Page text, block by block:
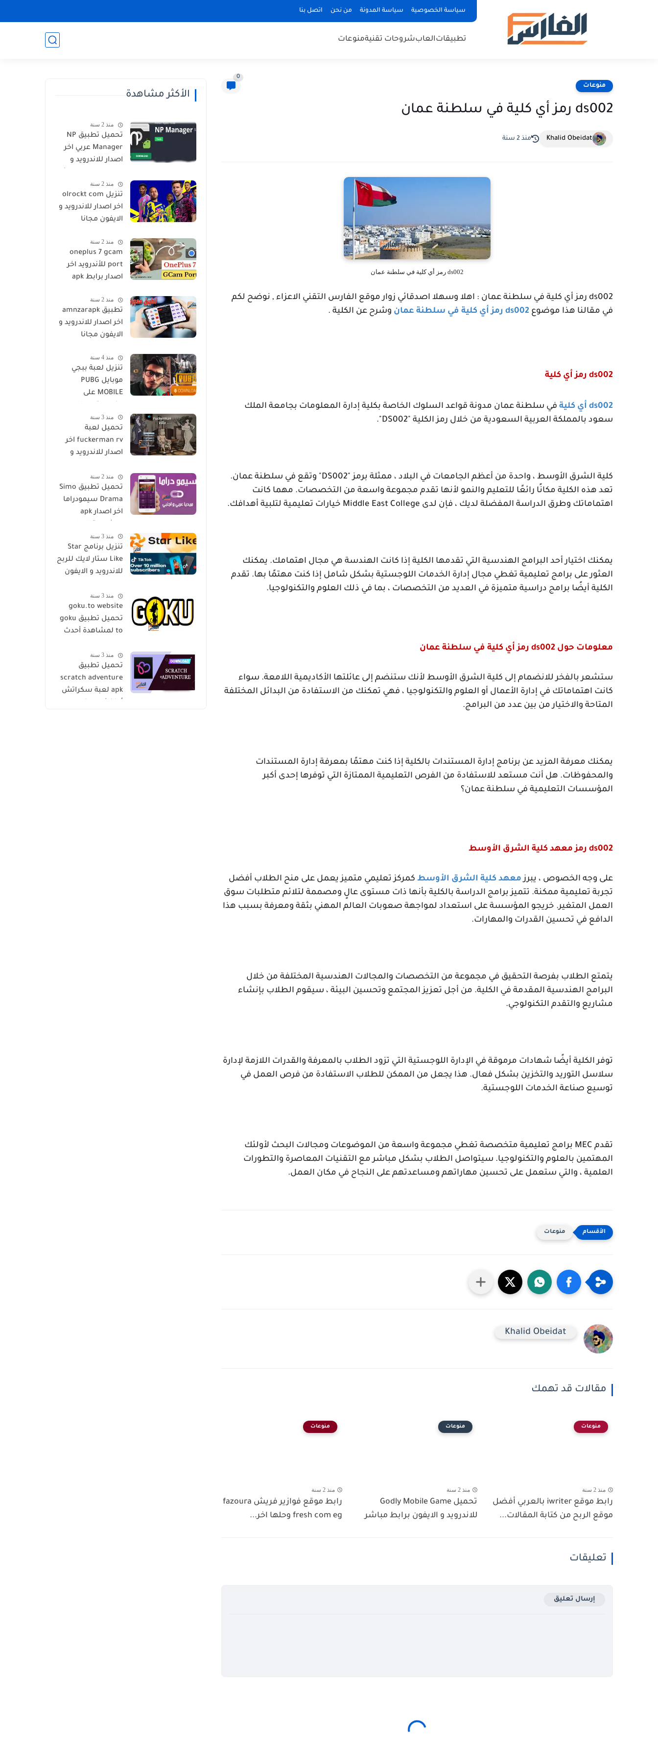
سياسة الخصوصية سياسة المدونة من نحن اتصل بنا
تطبيقاتالعابشروحات تقنيةمنوعات
منوعات
0
ds002 رمز أي كلية في سلطنة عمان
Khalid Obeidat منذ 2 سنة
ds002 رمز أي كلية في سلطنة عمان
ds002 رمز أي كلية في سلطنة عمان : اهلا وسهلا اصدقائي زوار موقع الفارس التقني الاعزاء , نوضح لكم
في مقالنا هذا موضوع ds002 رمز أي كلية في سلطنة عمان وشرح عن الكلية .
ds002 رمز أي كلية
ds002 أي كلية في سلطنة عمان مدونة قواعد السلوك الخاصة بكلية إدارة المعلومات بجامعة الملك
سعود بالمملكة العربية السعودية من خلال رمز الكلية "DS002
".
كلية الشرق الأوسط ، واحدة من أعظم الجامعات في البلاد ، ممثلة برمز "DS002" وتقع في سلطنة عمان.
تعد هذه الكلية مكانًا رائعًا للتعليم والنمو لأنها تقدم مجموعة واسعة من التخصصات. مهما كانت
اهتماماتك وطرق الدراسة المفضلة لديك ، فإن لدى Middle East College خيارات تعليمية لتلبية أهدافك.
يمكنك اختيار أحد البرامج الهندسية التي تقدمها الكلية إذا كانت الهندسة هي مجال اهتمامك. يمكنك
العثور على برامج تعليمية تغطي مجال إدارة الخدمات اللوجستية بشكل شامل إذا كنت مهتمًا بها. تقدم
الكلية أيضًا برامج دراسية متميزة في العديد من التخصصات ، بما في ذلك العلوم والتكنولوجيا.
معلومات حول ds002 رمز أي كلية في سلطنة عمان
ستشعر بالفخر للانضمام إلى كلية الشرق الأوسط لأنك ستنضم إلى عائلتها الأكاديمية اللامعة. سواء
كانت اهتماماتك في إدارة الأعمال أو العلوم والتكنولوجيا ، فهي تمكنك من الاستفادة من البدائل المختلفة
المتاحة والاختيار من بين عدد من البرامج.
يمكنك معرفة المزيد عن برنامج إدارة المستندات بالكلية إذا كنت مهتمًا بمعرفة إدارة المستندات
والمحفوظات. هل أنت مستعد للاستفادة من الفرص التعليمية الممتازة التي توفرها إحدى أكبر
المؤسسات التعليمية في سلطنة عمان؟
ds002 رمز معهد كلية الشرق الأوسط
على وجه الخصوص ، يبرزمعهد كلية الشرق الأوسط كمركز تعليمي متميز يعمل على منح الطلاب أفضل
تجربة تعليمية ممكنة. تتميز برامج الدراسة بالكلية بأنها ذات مستوى عالٍ ومصممة لتلائم متطلبات سوق
العمل المتغير. خريجو المؤسسة على استعداد لمواجهة صعوبات العالم المهني بثقة ومعرفة بسبب هذا
الدافع في تحسين القدرات والمهارات.
يتمتع الطلاب بفرصة التحقيق في مجموعة من التخصصات والمجالات الهندسية المختلفة من خلال
البرامج الهندسية المقدمة في الكلية. من أجل تعزيز المجتمع وتحسين البيئة ، سيقوم الطلاب بإنشاء
مشاريع والتقدم التكنولوجي.
توفر الكلية أيضًا شهادات مرموقة في الإدارة اللوجستية التي تزود الطلاب بالمعرفة والقدرات اللازمة لإدارة
سلاسل التوريد والتخزين بشكل فعال. هذا يجعل من الممكن للطلاب الاستفادة من فرص العمل في
توسيع صناعة الخدمات اللوجستية.
تقدم MEC برامج تعليمية متخصصة تغطي مجموعة واسعة من الموضوعات ومجالات البحث لأولئك
المهتمين بالعلوم والتكنولوجيا. سيتواصل الطلاب بشكل مباشر مع التقنيات المعاصرة والتطورات
العلمية ، والتي ستعمل على تحسين مهاراتهم ومساعدتهم على النجاح في مكان العمل.
منوعات
Khalid Obeidat
مقالات قد تهمك
منوعات
منذ 2 سنة
رابط موقع iwriter بالعربي أفضل
موقع الربح من كتابة المقالات...
منوعات
منذ 2 سنة
تحميل Godly Mobile Game
للاندرويد و الايفون برابط مباشر
منوعات
منذ 2 سنة
رابط موقع فوازير فريش fazoura
fresh com eg وحلها اخر...
تعليقات
إرسال تعليق
الأكثر مشاهدة
منذ 2 سنة
تحميل تطبيق NP
Manager عربي اخر
اصدار للاندرويد و
منذ 2 سنة
تنزيل olrockt com
اخر اصدار للاندرويد و
الايفون مجانا
منذ 2 سنة
oneplus 7 gcam
port للأندرويد اخر
اصدار برابط apk
منذ 2 سنة
تطبيق amnzarapk
اخر اصدار للاندرويد و
الايفون مجانا
منذ 4 سنة
تنزيل لعبة ببجي
موبايل PUBG
MOBILE على
توب مجانا
منذ 3 سنة
تحميل لعبة
fuckerman rv اخر
اصدار للاندرويد و
منذ 2 سنة
تحميل تطبيق Simo
Drama سيمودراما
اخر اصدار apk
العالمية مجانا
منذ 3 سنة
تنزيل برنامج Star
Like ستار لايك للربح
للاندرويد و الايفون
منذ 3 سنة
goku.to website
تحميل تطبيق goku
to لمشاهدة أحدث
الأفلام
منذ 3 سنة
تحميل تطبيق
scratch adventure
apk لعبة سكراتش